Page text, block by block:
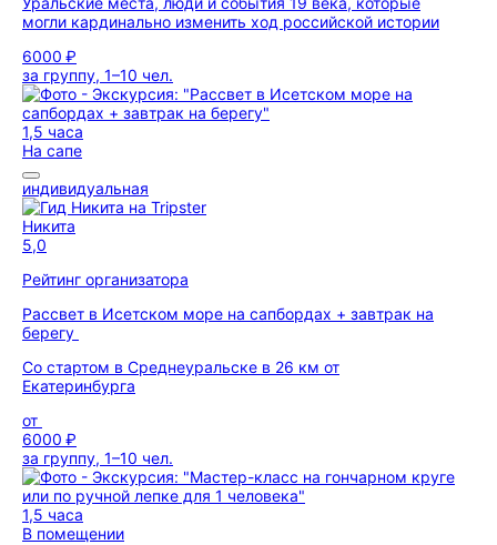
могли кардинально изменить ход российской истории
6000 ₽
за группу, 1–10 чел.
1,5 часа
На сапе
индивидуальная
Никита
5,0
Рейтинг организатора
Рассвет в Исетском море на сапбордах + завтрак на
берегу
Со стартом в Среднеуральске в 26 км от
Екатеринбурга
от
6000 ₽
за группу, 1–10 чел.
1,5 часа
В помещении